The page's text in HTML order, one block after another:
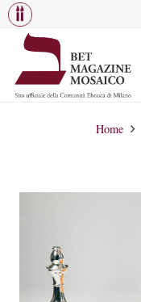
Home